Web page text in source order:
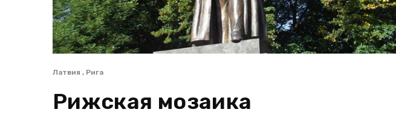
Латвия , Рига
Рижская мозаика